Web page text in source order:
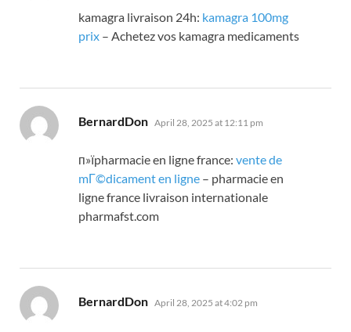
kamagra livraison 24h: kamagra 100mg
prix – Achetez vos kamagra medicaments
BernardDon says:
April 28, 2025 at 12:11 pm
п»їpharmacie en ligne france: vente de
mГ©dicament en ligne – pharmacie en
ligne france livraison internationale
pharmafst.com
BernardDon says:
April 28, 2025 at 4:02 pm